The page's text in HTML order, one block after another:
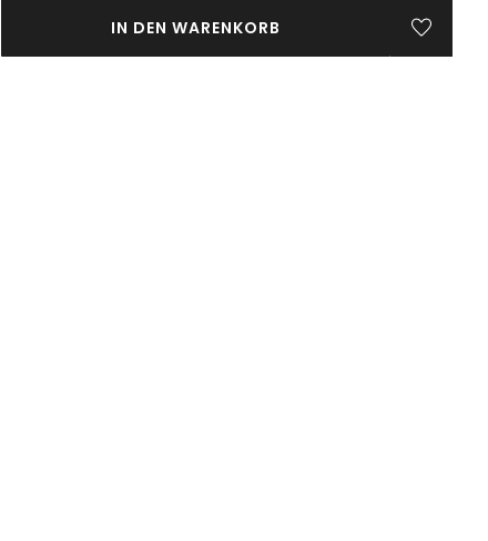
IN DEN WARENKORB